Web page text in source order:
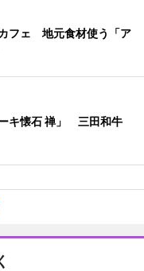
フェ 地元食材使う「ア
キ懐石 禅」 三田和牛